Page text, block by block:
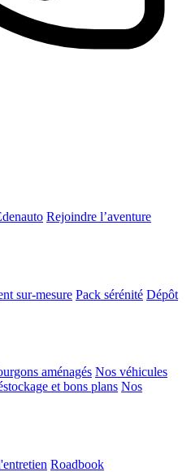
Rejoindre l’aventure
sur-mesure Pack sérénité Dépôt
aménagés Nos véhicules
et bons plans Nos
Roadbook